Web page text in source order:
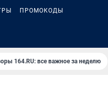
ПРОМОКОДЫ
164.RU: все важное за неделю